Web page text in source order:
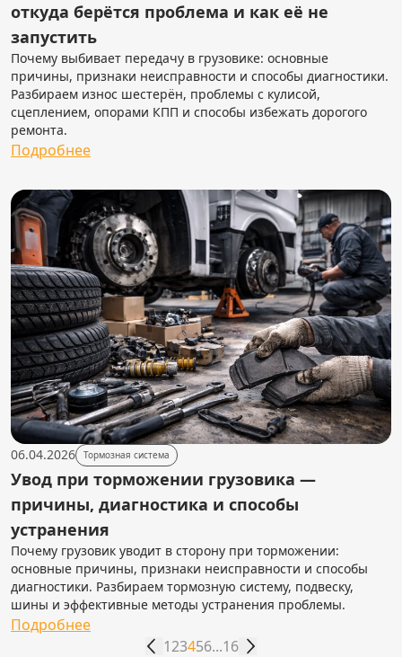
откуда берётся проблема и как её не
запустить
Почему выбивает передачу в грузовике: основные
причины, признаки неисправности и способы диагностики.
Разбираем износ шестерён, проблемы с кулисой,
сцеплением, опорами КПП и способы избежать дорогого
ремонта.
Подробнее
06.04.2026 Тормозная система
Увод при торможении грузовика —
причины, диагностика и способы
устранения
Почему грузовик уводит в сторону при торможении:
основные причины, признаки неисправности и способы
диагностики. Разбираем тормозную систему, подвеску,
шины и эффективные методы устранения проблемы.
Подробнее
123456...16